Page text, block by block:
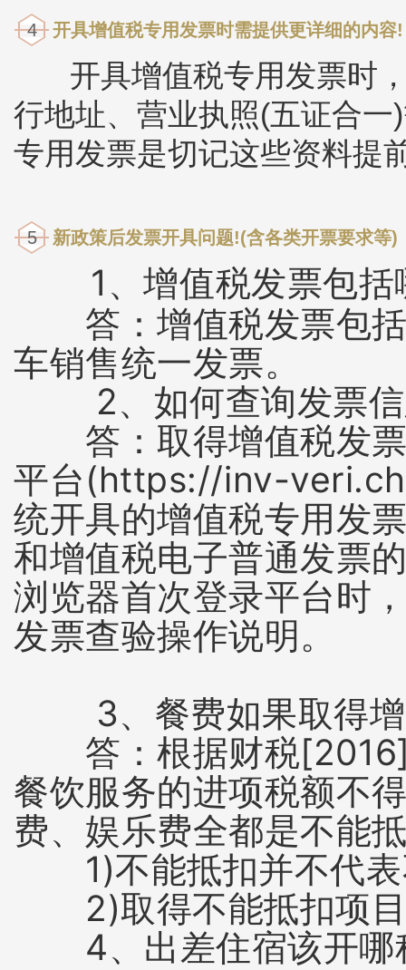
4 开具增值税专用发票时需提供更详细的内容!
开具增值税专用发票时
行地址、营业执照(五证合
专用发票是切记这些资料提
5 新政策后发票开具问题!(含各类开票要求等)
1、增值税发票包括
答：增值税发票包括
车销售统一发票。
2、如何查询发票信
答：取得增值税发票
平台(https://inv-
统开具的增值税专用发
和增值税电子普通发票
浏览器首次登录平台时
发票查验操作说明。
3、餐费如果取得增
答：根据财税
餐饮服务的进项税额不
费、娱乐费全都是不能
1)不能抵扣并不代表
2)取得不能抵扣项目
4、出差住宿该开哪